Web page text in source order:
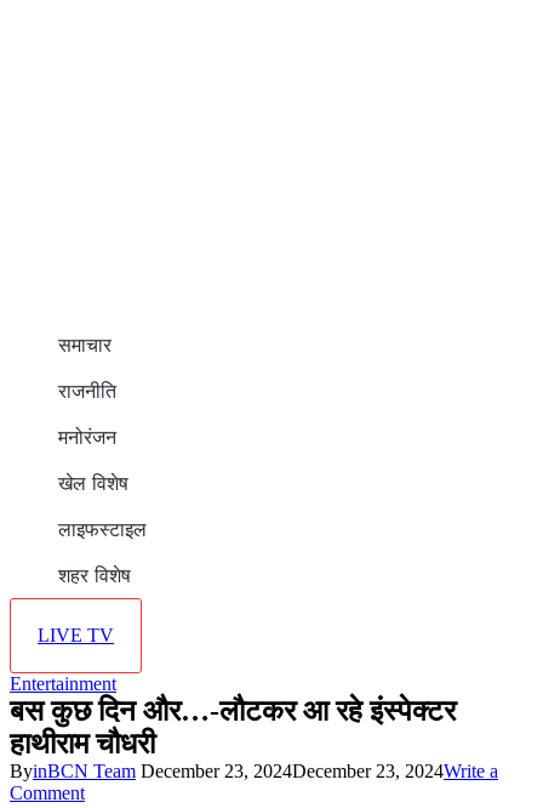
समाचार
राजनीति
मनोरंजन
खेल विशेष
लाइफस्टाइल
शहर विशेष
LIVE TV
Entertainment
बस कुछ दिन और…-लौटकर आ रहे इंस्पेक्टर
हाथीराम चौधरी
ByinBCN Team December 23, 2024December 23, 2024Write a
Commenton